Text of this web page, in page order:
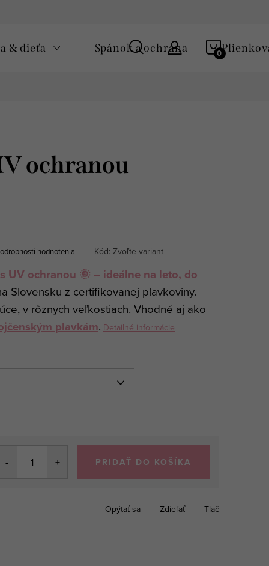
KOŠÍK
& dieťa Spánok a ochrana
ochranou
hodnotenia Kód: Zvoľte variant
UV ochranou 🌞 – ideálne na leto, do
Slovensku z certifikovanej plavkoviny.
v rôznych veľkostiach. Vhodné aj ako
plavkám. Detailné informácie
PRIDAŤ DO KOŠÍKA
Tlač
Opýtať sa Zdieľať